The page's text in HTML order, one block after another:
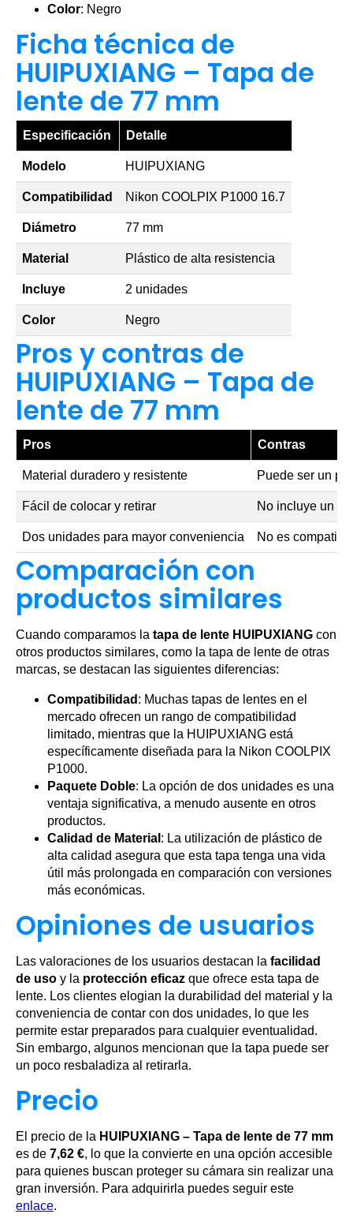
Color: Negro
Ficha técnica de
HUIPUXIANG – Tapa de
lente de 77 mm
Especificación Detalle
Modelo HUIPUXIANG
Compatibilidad Nikon COOLPIX P1000 16.7
Diámetro 77 mm
Material Plástico de alta resistencia
Incluye 2 unidades
Color Negro
Pros y contras de
HUIPUXIANG – Tapa de
lente de 77 mm
Pros Contras
Material duradero y resistente Puede ser un
Fácil de colocar y retirar No incluye un
Dos unidades para mayor conveniencia No es
Comparación con
productos similares
Cuando comparamos la tapa de lente HUIPUXIANG con
otros productos similares, como la tapa de lente de otras
marcas, se destacan las siguientes diferencias:
Compatibilidad : Muchas tapas de lentes en el
mercado ofrecen un rango de compatibilidad
limitado, mientras que la HUIPUXIANG está
específicamente diseñada para la Nikon COOLPIX
P1000.
Paquete Doble: La opción de dos unidades es una
ventaja significativa, a menudo ausente en otros
productos.
Calidad de Material : La utilización de plástico de
alta calidad asegura que esta tapa tenga una vida
útil más prolongada en comparación con versiones
más económicas.
Opiniones de usuarios
Las valoraciones de los usuarios destacan la facilidad
de uso y la protección eficaz que ofrece esta tapa de
lente. Los clientes elogian la durabilidad del material y la
conveniencia de contar con dos unidades, lo que les
permite estar preparados para cualquier eventualidad.
Sin embargo, algunos mencionan que la tapa puede ser
un poco resbaladiza al retirarla.
Precio
El precio de la HUIPUXIANG – Tapa de lente de 77 mm
es de 7,62 €, lo que la convierte en una opción accesible
para quienes buscan proteger su cámara sin realizar una
gran inversión. Para adquirirla puedes seguir este
enlace.